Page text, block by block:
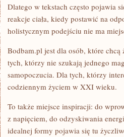
Dlatego w tekstach często pojawia
reakcje ciała, kiedy postawić na
holistycznym podejściu nie ma
Bodbam.pl jest dla osób, które
tych, którzy nie szukają jednego
samopoczucia. Dla tych, którzy
codziennym życiem w XXI wieku.
To także miejsce inspiracji: do
z napięciem, do odzyskiwania
idealnej formy pojawia się tu